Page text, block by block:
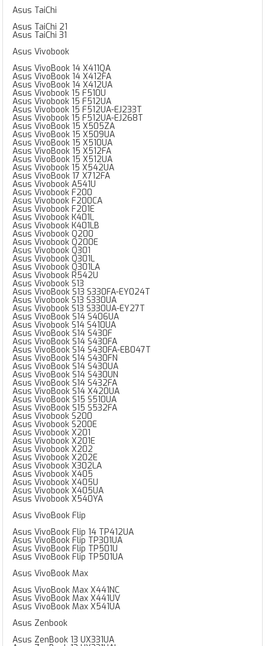
Asus TaiChi
Asus TaiChi 21
Asus TaiChi 31
Asus Vivobook
Asus VivoBook 14 X411QA
Asus VivoBook 14 X412FA
Asus VivoBook 14 X412UA
Asus Vivobook 15 F510U
Asus Vivobook 15 F512UA
Asus Vivobook 15 F512UA-EJ233T
Asus Vivobook 15 F512UA-EJ268T
Asus VivoBook 15 X505ZA
Asus VivoBook 15 X509UA
Asus VivoBook 15 X510UA
Asus VivoBook 15 X512FA
Asus VivoBook 15 X512UA
Asus Vivobook 15 X542UA
Asus VivoBook 17 X712FA
Asus Vivobook A541U
Asus Vivobook F200
Asus Vivobook F200CA
Asus Vivobook F201E
Asus Vivobook K401L
Asus Vivobook K401LB
Asus Vivobook Q200
Asus Vivobook Q200E
Asus Vivobook Q301
Asus Vivobook Q301L
Asus Vivobook Q301LA
Asus Vivobook R542U
Asus Vivobook S13
Asus VivoBook S13 S330FA-EY024T
Asus Vivobook S13 S330UA
Asus Vivobook S13 S330UA-EY27T
Asus VivoBook S14 S406UA
Asus Vivobook S14 S410UA
Asus VivoBook S14 S430F
Asus VivoBook S14 S430FA
Asus VivoBook S14 S430FA-EB047T
Asus VivoBook S14 S430FN
Asus VivoBook S14 S430UA
Asus VivoBook S14 S430UN
Asus VivoBook S14 S432FA
Asus VivoBook S14 X420UA
Asus VivoBook S15 S510UA
Asus VivoBook S15 S532FA
Asus Vivobook S200
Asus Vivobook S200E
Asus Vivobook X201
Asus Vivobook X201E
Asus Vivobook X202
Asus Vivobook X202E
Asus Vivobook X302LA
Asus Vivobook X405
Asus Vivobook X405U
Asus Vivobook X405UA
Asus Vivobook X540YA
Asus VivoBook Flip
Asus VivoBook Flip 14 TP412UA
Asus VivoBook Flip TP301UA
Asus VivoBook Flip TP501U
Asus VivoBook Flip TP501UA
Asus VivoBook Max
Asus VivoBook Max X441NC
Asus VivoBook Max X441UV
Asus VivoBook Max X541UA
Asus Zenbook
Asus ZenBook 13 UX331UA